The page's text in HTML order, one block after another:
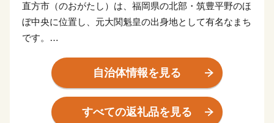
直方市（のおがたし）は、福岡県の北部・筑豊平野のほ
ぼ中央に位置し、元大関魁皇の出身地として有名なまち
です。
父なる福智山と母なる遠賀川に代表される豊かな自然に
恵まれ、春には約13万本のチューリップが咲き誇りま
す。また、江戸時代は直方藩の城下町として、明治以降
は石炭業や鉄工業で筑豊炭田の中心都市として栄えるな
自治体情報を見る
すべての返礼品を見る